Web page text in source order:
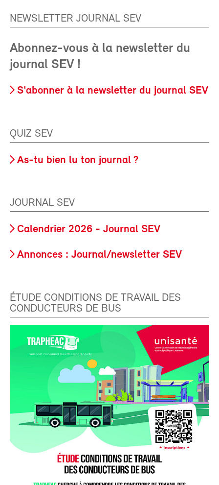
NEWSLETTER JOURNAL SEV
Abonnez-vous à la newsletter du
journal SEV !
S'abonner à la newsletter du journal SEV
QUIZ SEV
As-tu bien lu ton journal ?
JOURNAL SEV
Calendrier 2026 - Journal SEV
Annonces : Journal/newsletter SEV
ÉTUDE CONDITIONS DE TRAVAIL DES
CONDUCTEURS DE BUS